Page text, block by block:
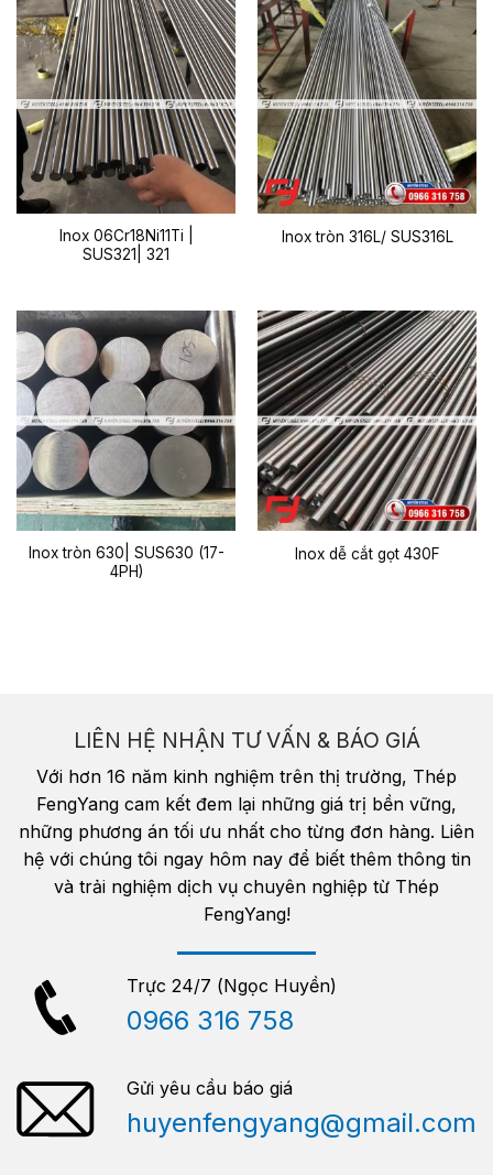
Inox 06Cr18Ni11Ti |
SUS321| 321
Inox tròn 316L/ SUS316L
Inox tròn 630| SUS630 (17-
4PH)
Inox dễ cắt gọt 430F
LIÊN HỆ NHẬN TƯ VẤN & BÁO GIÁ
Với hơn 16 năm kinh nghiệm trên thị trường, Thép
FengYang cam kết đem lại những giá trị bền vững,
những phương án tối ưu nhất cho từng đơn hàng. Liên
hệ với chúng tôi ngay hôm nay để biết thêm thông tin
và trải nghiệm dịch vụ chuyên nghiệp từ Thép
FengYang!
Trực 24/7 (Ngọc Huyền)
0966 316 758
Gửi yêu cầu báo giá
huyenfengyang@gmail.com